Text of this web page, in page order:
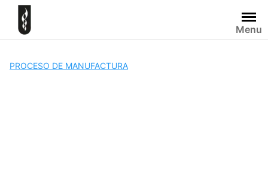
Skip
content
Menu
PROCESO DE MANUFACTURA